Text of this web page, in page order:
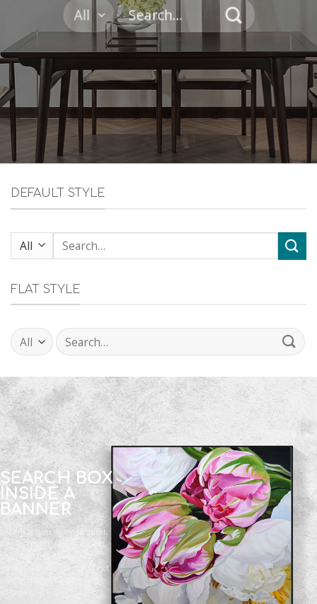
DEFAULT STYLE
FLAT STYLE
SEARCH BOX
INSIDE A
BANNER
Lorem ipsum dolor sit amet,
consectetuer adipiscing elit,
sed diam nonummy nibh
euismod tincidunt ut laoreet
dolore magna aliquam erat
volutpat.